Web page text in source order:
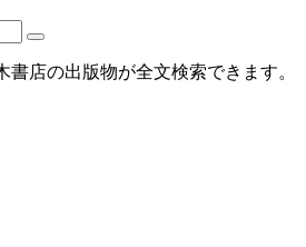
書店の出版物が全文検索できます。